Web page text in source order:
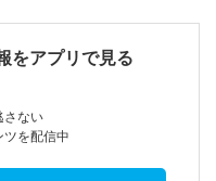
をアプリで見る
さない
を配信中